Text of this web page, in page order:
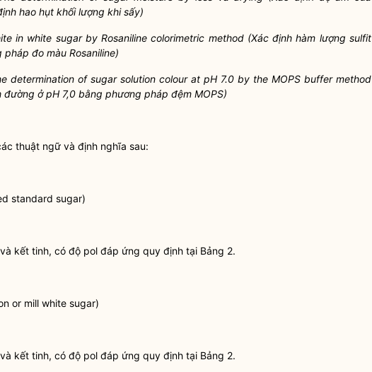
hao hụt khối lượng khi sấy)
in white sugar by Rosaniline colorimetric method (Xác định hàm lượng sulfit
đo màu Rosaniline)
determination of sugar solution colour at pH 7.0 by the MOPS buffer method
ở pH 7,0 bằng phương pháp đệm MOPS)
thuật ngữ và định nghĩa sau:
standard sugar)
kết tinh, có độ pol đáp ứng quy định tại Bảng 2.
or mill white sugar)
kết tinh, có độ pol đáp ứng quy định tại Bảng 2.